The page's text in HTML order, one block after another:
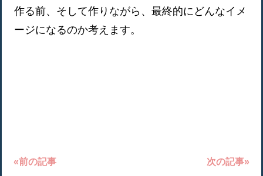
作る前、そして作りながら、最終的にどんなイメ
ージになるのか考えます。
«前の記事 次の記事»